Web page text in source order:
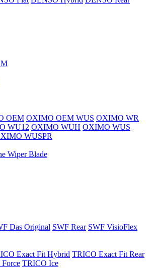
OEM OXIMO OEM WUS OXIMO WR
WU12 OXIMO WUH OXIMO WUS
WUSPR
Wiper Blade
Das Original SWF Rear SWF VisioFlex
Exact Fit Hybrid TRICO Exact Fit Rear
TRICO Ice